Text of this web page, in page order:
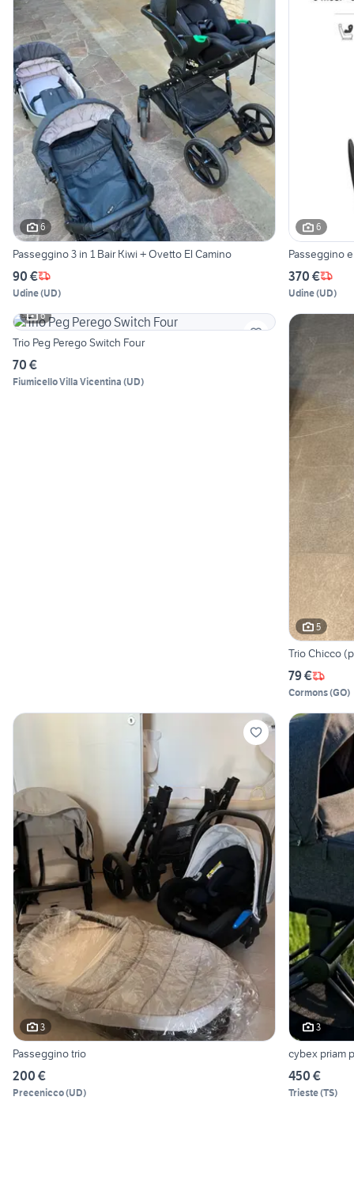
6
Passeggino 3 in 1 Bair Kiwi + Ovetto El Camino
90 €
Udine(UD)
6
Passeggino
370 €
Udine(UD)
6
Trio Peg Perego Switch Four
70 €
Fiumicello Villa Vicentina (UD)
5
Trio Chicco
79 €
Cormons(GO)
3
Passeggino trio
200 €
Precenicco(UD)
3
cybex priam
450 €
Trieste(TS)